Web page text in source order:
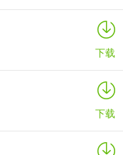
下载
下载